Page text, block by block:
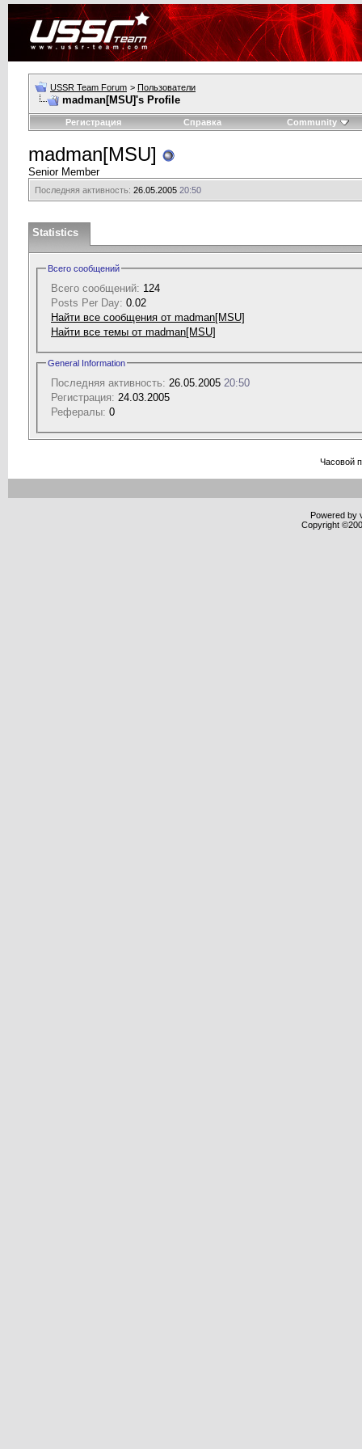
USSR Team Forum > Пользователи
madman[MSU]'s Profile
Регистрация Справка Community
madman[MSU]
Senior Member
Последняя активность: 26.05.2005 20:50
Statistics
Всего сообщений
Всего сообщений: 124
Posts Per Day: 0.02
Найти все сообщения от madman[MSU]
Найти все темы от madman[MSU]
General Information
Последняя активность: 26.05.2005 20:50
Регистрация: 24.03.2005
Рефералы: 0
Часовой
Powered by
Copyright